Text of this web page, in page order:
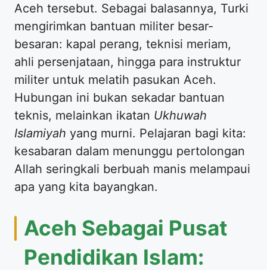
Aceh tersebut. Sebagai balasannya, Turki
mengirimkan bantuan militer besar-
besaran: kapal perang, teknisi meriam,
ahli persenjataan, hingga para instruktur
militer untuk melatih pasukan Aceh.
Hubungan ini bukan sekadar bantuan
teknis, melainkan ikatan Ukhuwah
Islamiyah yang murni. Pelajaran bagi kita:
kesabaran dalam menunggu pertolongan
Allah seringkali berbuah manis melampaui
apa yang kita bayangkan.
Aceh Sebagai Pusat
Pendidikan Islam: